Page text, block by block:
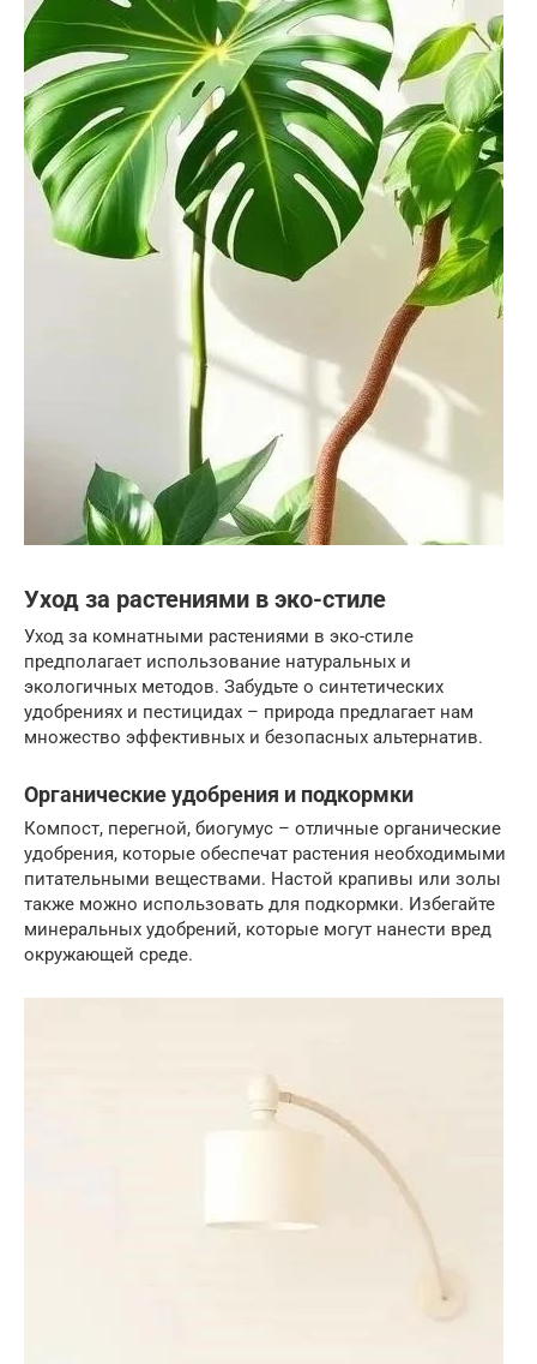
Уход за растениями в эко-стиле
Уход за комнатными растениями в эко-стиле
предполагает использование натуральных и
экологичных методов. Забудьте о синтетических
удобрениях и пестицидах – природа предлагает нам
множество эффективных и безопасных альтернатив.
Органические удобрения и подкормки
Компост, перегной, биогумус – отличные органические
удобрения, которые обеспечат растения необходимыми
питательными веществами. Настой крапивы или золы
также можно использовать для подкормки. Избегайте
минеральных удобрений, которые могут нанести вред
окружающей среде.